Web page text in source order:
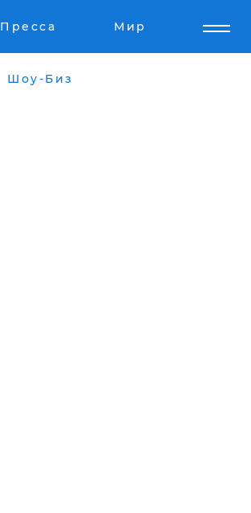
Пресса Мир
Шоу-Биз